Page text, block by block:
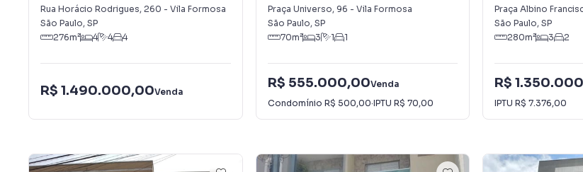
Rua Horácio Rodrigues, 260 - Vila Formosa
São Paulo, SP
276m² 4 4 4
R$ 1.490.000,00Venda
Formosa
Praça Universo, 96 - Vila Formosa
São Paulo, SP
70m² 3 1 1
R$ 555.000,00Venda
Condomínio R$ 500,00·IPTU R$ 70,00
Praça Albino
São Paulo, SP
280m² 3 2
R$
IPTU R$ 7.376,00